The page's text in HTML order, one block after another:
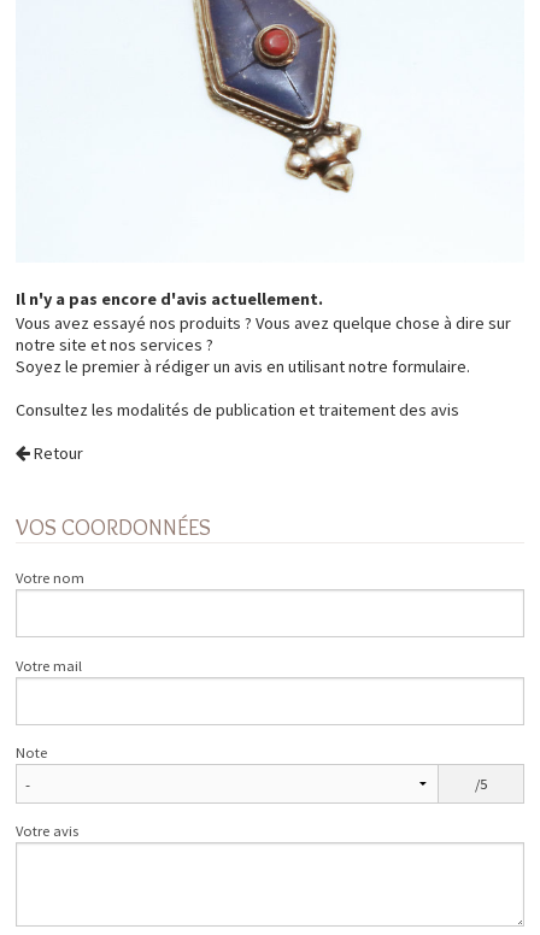
Il n'y a pas encore d'avis actuellement.
Vous avez essayé nos produits ? Vous avez quelque chose à dire sur
notre site et nos services ?
Soyez le premier à rédiger un avis en utilisant notre formulaire.
Consultez lesmodalités de publication et traitement des avis
Retour
VOS COORDONNÉES
Votre nom
Votre mail
Note
/5
Votre avis